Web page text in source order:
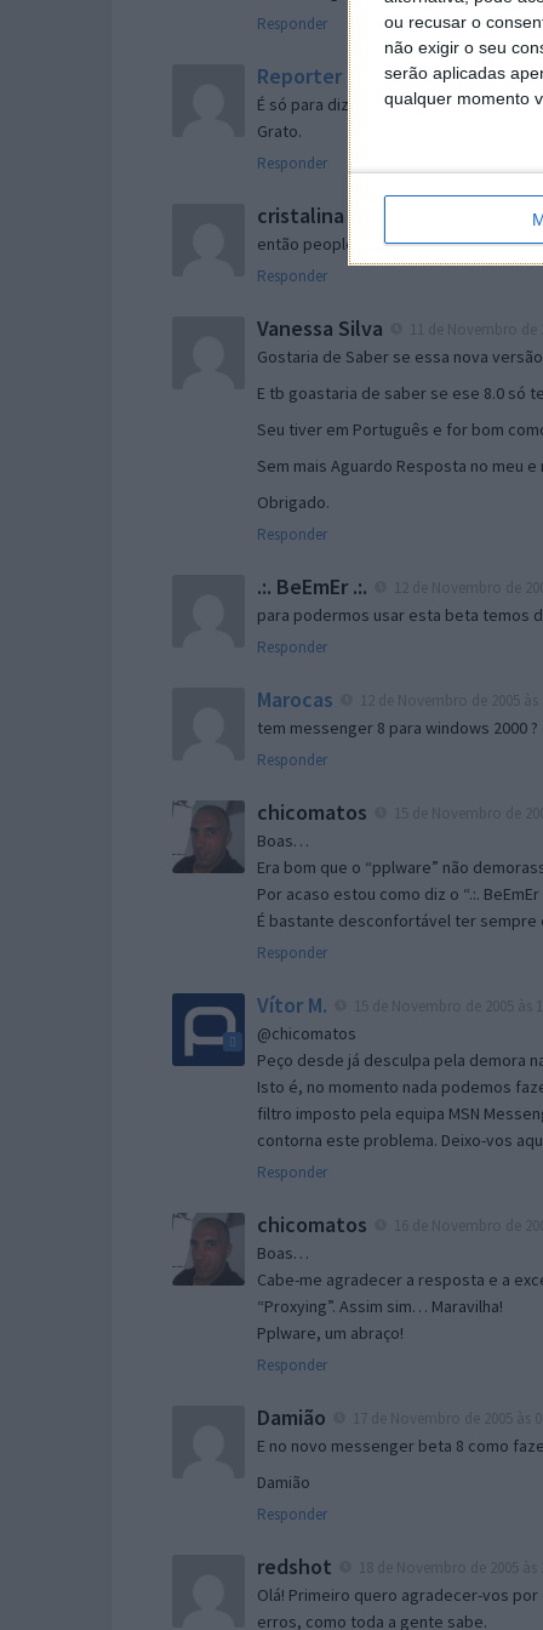
ou recusar o
não exigir o seu
serão aplicadas
qualquer momento
Responder
Reporter 7 de Novembro de 2005 às
É só para dizer que ainda não me
Grato.
Responder
cristalina 11 de Novembro de 2005
então people
Responder
Vanessa Silva
Gostaria de Saber se essa nova
E tb goastaria de saber se ese 8.0 só
Seu tiver em Português e for bom
Sem mais Aguardo Resposta no meu e
Obrigado.
Responder
.:. BeEmEr .:.
para podermos usar esta beta temos
Responder
Marocas
tem messenger 8 para windows 2000
Responder
chicomatos
Boas…
Era bom que o “pplware” não
Por acaso estou como diz o “.:.
É bastante desconfortável ter sempre
Responder
Vítor M.
@chicomatos
Peço desde já desculpa pela demora
Isto é, no momento nada podemos
filtro imposto pela equipa MSN
contorna este problema. Deixo-vos
Responder
chicomatos
Boas…
Cabe-me agradecer a resposta e a
“Proxying”. Assim sim… Maravilha!
Pplware, um abraço!
Responder
Damião
E no novo messenger beta 8 como
Damião
Responder
redshot
Olá! Primeiro quero agradecer-vos
erros, como toda a gente sabe.